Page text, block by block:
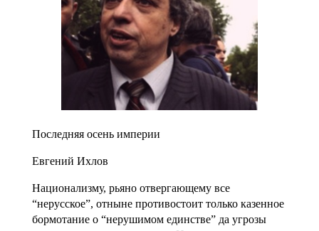
Последняя осень империи
Евгений Ихлов
Национализму, рьяно отвергающему все
“нерусское”, отныне противостоит только казенное
бормотание о “нерушимом единстве” да угрозы